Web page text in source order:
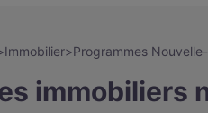
Immobilier>Programmes
immobiliers